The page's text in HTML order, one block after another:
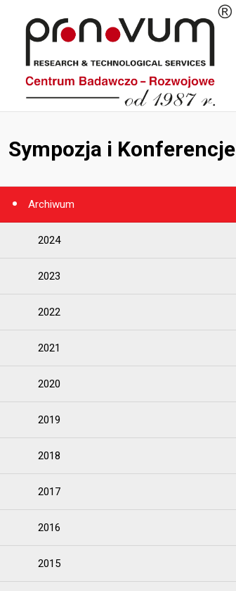
Sympozja i Konferencje
Archiwum
2024
2023
2022
2021
2020
2019
2018
2017
2016
2015